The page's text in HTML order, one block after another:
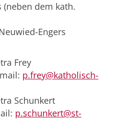
(neben dem kath.
Engers
Frey
p.frey@katholisch-
Schunkert
p.schunkert@st-